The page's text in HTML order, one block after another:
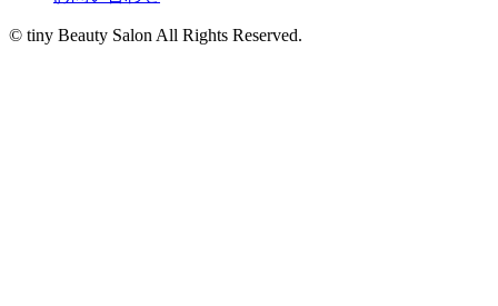
© tiny Beauty Salon All Rights Reserved.